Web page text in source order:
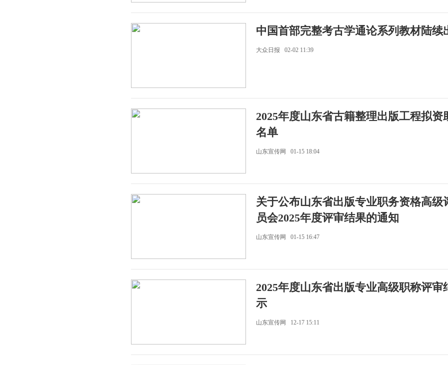
中国首部完整考古学通论系列教材陆续
大众日报 02-02 11:39
2025年度山东省古籍整理出版工程拟资
名单
山东宣传网 01-15 18:04
关于公布山东省出版专业职务资格高级
员会2025年度评审结果的通知
山东宣传网 01-15 16:47
2025年度山东省出版专业高级职称评审
示
山东宣传网 12-17 15:11